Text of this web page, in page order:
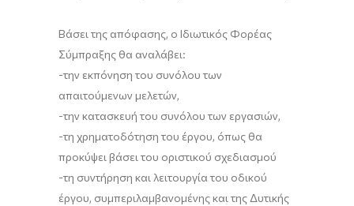
Βάσει της απόφασης, ο Ιδιωτικός Φορέας
Σύμπραξης θα αναλάβει:
-την εκπόνηση του συνόλου των
απαιτούμενων μελετών,
-την κατασκευή του συνόλου των εργασιών,
-τη χρηματοδότηση του έργου, όπως θα
προκύψει βάσει του οριστικού σχεδιασμού
-τη συντήρηση και λειτουργία του οδικού
έργου, συμπεριλαμβανομένης και της Δυτικής